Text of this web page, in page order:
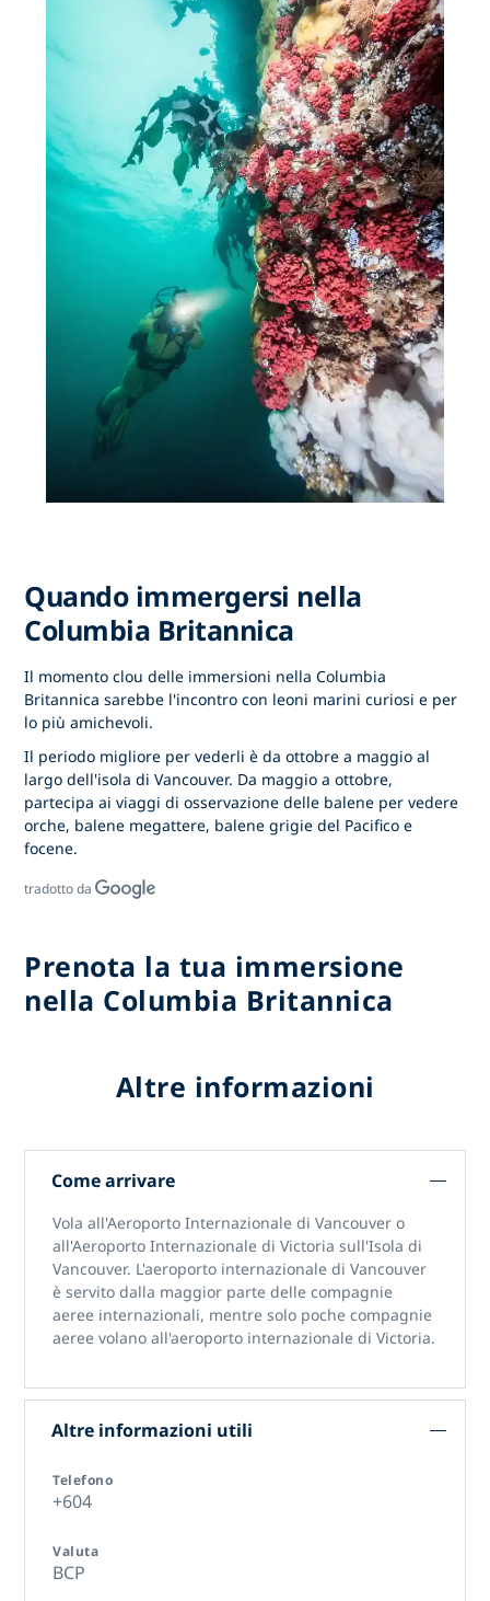
Quando immergersi nella
Columbia Britannica
Il momento clou delle immersioni nella Columbia
Britannica sarebbe l'incontro con leoni marini curiosi e per
lo più amichevoli.
Il periodo migliore per vederli è da ottobre a maggio al
largo dell'isola di Vancouver. Da maggio a ottobre,
partecipa ai viaggi di osservazione delle balene per vedere
orche, balene megattere, balene grigie del Pacifico e
focene.
tradotto da
Prenota la tua immersione
nella Columbia Britannica
Altre informazioni
Come arrivare
Vola all'Aeroporto Internazionale di Vancouver o
all'Aeroporto Internazionale di Victoria sull'Isola di
Vancouver. L'aeroporto internazionale di Vancouver
è servito dalla maggior parte delle compagnie
aeree internazionali, mentre solo poche compagnie
aeree volano all'aeroporto internazionale di Victoria.
Altre informazioni utili
Telefono
+604
Valuta
BCP